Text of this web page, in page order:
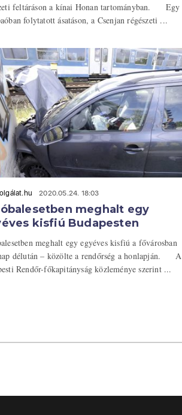
feltáráson a kínai Honan tartományban. Egy
folytatott ásatáson, a Csenjan régészeti ...
2020.05.24. 18:03
meghalt egy
kisfiú Budapesten
meghalt egy egyéves kisfiú a fővárosban
délután – közölte a rendőrség a honlapján. A
Rendőr-főkapitányság közleménye szerint ...